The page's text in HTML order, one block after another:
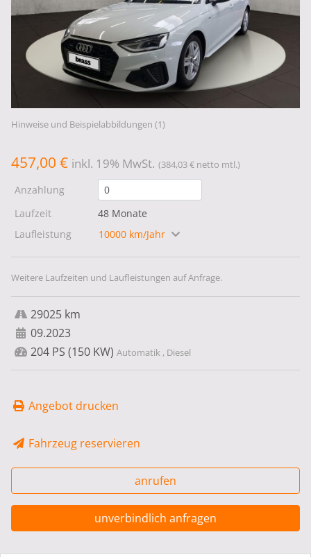
Hinweise und Beispielabbildungen (1)
457,00 € inkl. 19% MwSt. (384,03 € netto mtl.)
Anzahlung
Laufzeit
48 Monate
Laufleistung
10000 km/Jahr
Weitere Laufzeiten und Laufleistungen auf Anfrage.
29025 km
09.2023
204 PS (150 KW) Automatik , Diesel
Angebot drucken
Fahrzeug reservieren
anrufen
unverbindlich anfragen